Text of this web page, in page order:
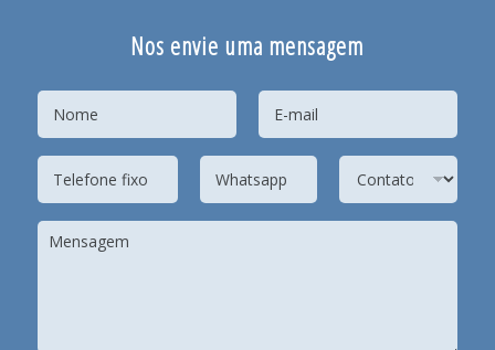
Nos envie uma mensagem